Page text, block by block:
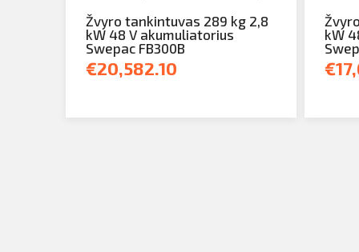
Žvyro tankintuvas 289 kg 2,8
kW 48 V akumuliatorius
Swepac FB300B
€20,582.10
kW